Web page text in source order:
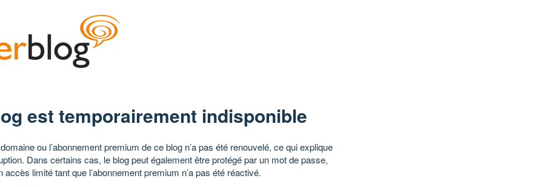
est temporairement indisponible
ou l’abonnement premium de ce blog n’a pas été renouvelé, ce qui explique
Dans certains cas, le blog peut également être protégé par un mot de passe,
accès limité tant que l’abonnement premium n’a pas été réactivé.